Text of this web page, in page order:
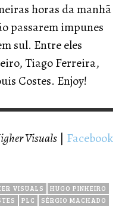
horas da manhã
passarem impunes
sul. Entre eles
Tiago Ferreira,
Costes. Enjoy!
Visuals | Facebook
VISUALS
HUGO PINHEIRO
PLC
SÉRGIO MACHADO